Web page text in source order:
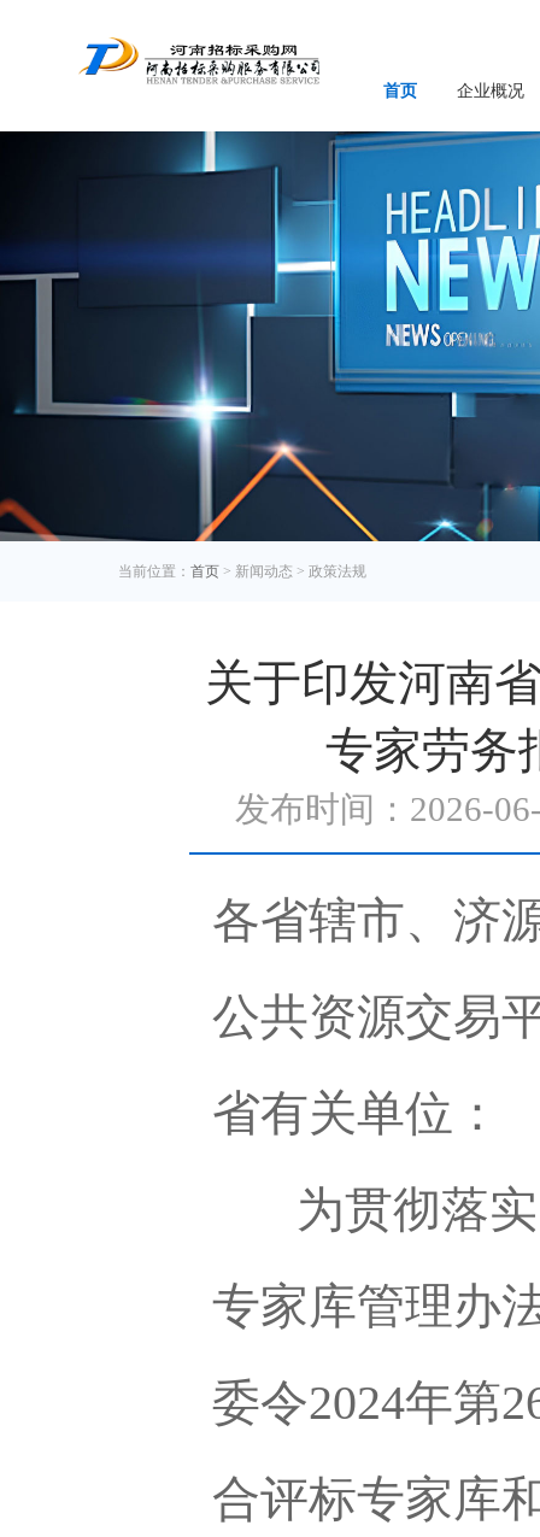
首页 企业概况
当前位置： 首页 > 新闻动态 > 政策法规
关于印发河南
专家劳务
发布时间：2026-
各省辖市、济
公共资源交易
省有关单位：
为贯彻落
专家库管理办
委令2024年第
合评标专家库